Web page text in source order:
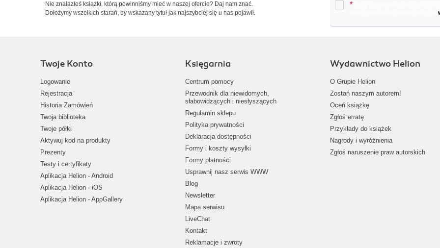
Nie znalazłeś książki, którą powinniśmy mieć w naszej ofercie? Daj nam znać.
Dołożymy wszelkich starań, by wskazany tytuł jak najszybciej się u nas pojawił.
*
Twoje Konto
Logowanie
Rejestracja
Historia Zamówień
Twoja biblioteka
Twoje półki
Aktywuj kod na produkty
Prezenty
Testy i certyfikaty
Aplikacja Helion - Android
Aplikacja Helion - iOS
Aplikacja Helion - AppGallery
Księgarnia
Centrum pomocy
Przewodnik dla niewidomych,
słabowidzących i niesłyszących
Regulamin sklepu
Polityka prywatności
Deklaracja dostępności
Formy i koszty wysyłki
Formy płatności
Usprawnij nasz serwis WWW
Blog
Newsletter
Mapa serwisu
LiveChat
Kontakt
Reklamacje i zwroty
Wydawnictwo Helion
O Grupie Helion
Zostań naszym autorem!
Oceń książkę
Zgłoś erratę
Przykłady do książek
Nagrody i wyróżnienia
Zgłoś naruszenie praw autorskich